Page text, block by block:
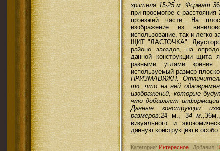
зрителя 15-25 м. Формат 3
при просмотре с
проезжей части. На
изображение из
использование, так и легко
ЩИТ "ЛАСТОЧКА".
районе заездов, на
данной конструкции щита
разными углами зрения
используемый размер
ПРИЗМАВИЖН.
то, что на ней
изображений, которые
что добавляет
Данные конструкции
размеров:24 м., 34 м.,3
визуального и
данную конструкцию в
Категория: Интересное Добавил: